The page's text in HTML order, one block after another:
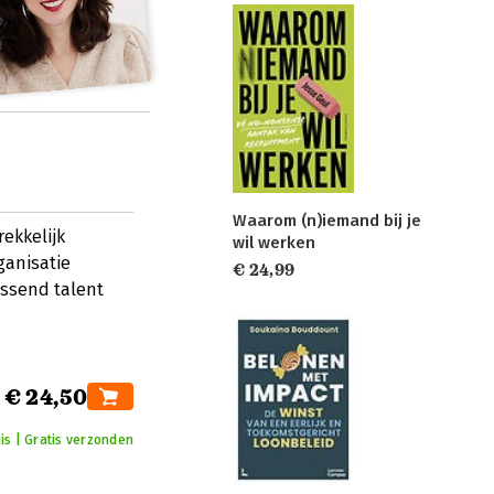
talent
€ 24,50
| Gratis verzonden
Waarom (n)iemand bij je
wil werken
€ 24,99